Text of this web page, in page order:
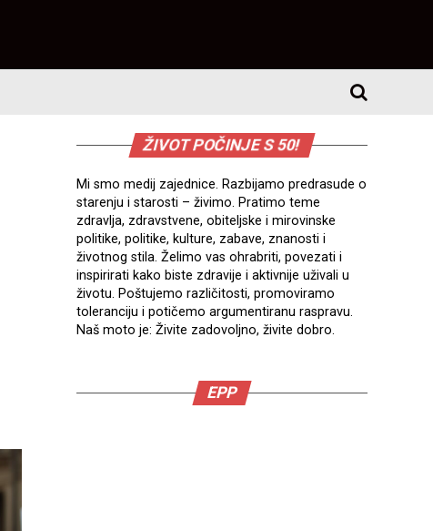
ŽIVOT POČINJE S 50!
Mi smo medij zajednice. Razbijamo predrasude o
starenju i starosti – živimo. Pratimo teme
zdravlja, zdravstvene, obiteljske i mirovinske
politike, politike, kulture, zabave, znanosti i
životnog stila. Želimo vas ohrabriti, povezati i
inspirirati kako biste zdravije i aktivnije uživali u
životu. Poštujemo različitosti, promoviramo
toleranciju i potičemo argumentiranu raspravu.
Naš moto je: Živite zadovoljno, živite dobro.
EPP